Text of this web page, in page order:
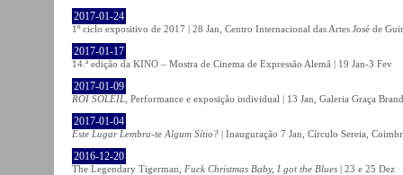
2017-01-24
1º ciclo expositivo de 2017 | 28 Jan, Centro Internacional das Artes José de
2017-01-17
14.ª edição da KINO – Mostra de Cinema de Expressão Alemã | 19 Jan-3 Fev
2017-01-09
ROI SOLEIL , Performance e exposição individual | 13 Jan, Galeria Graça
2017-01-04
Este Lugar Lembra-te Algum Sítio? | Inauguração 7 Jan, Círculo Sereia,
2016-12-20
The Legendary Tigerman, Fuck Christmas Baby, I got the Blues | 23 e 25 Dez